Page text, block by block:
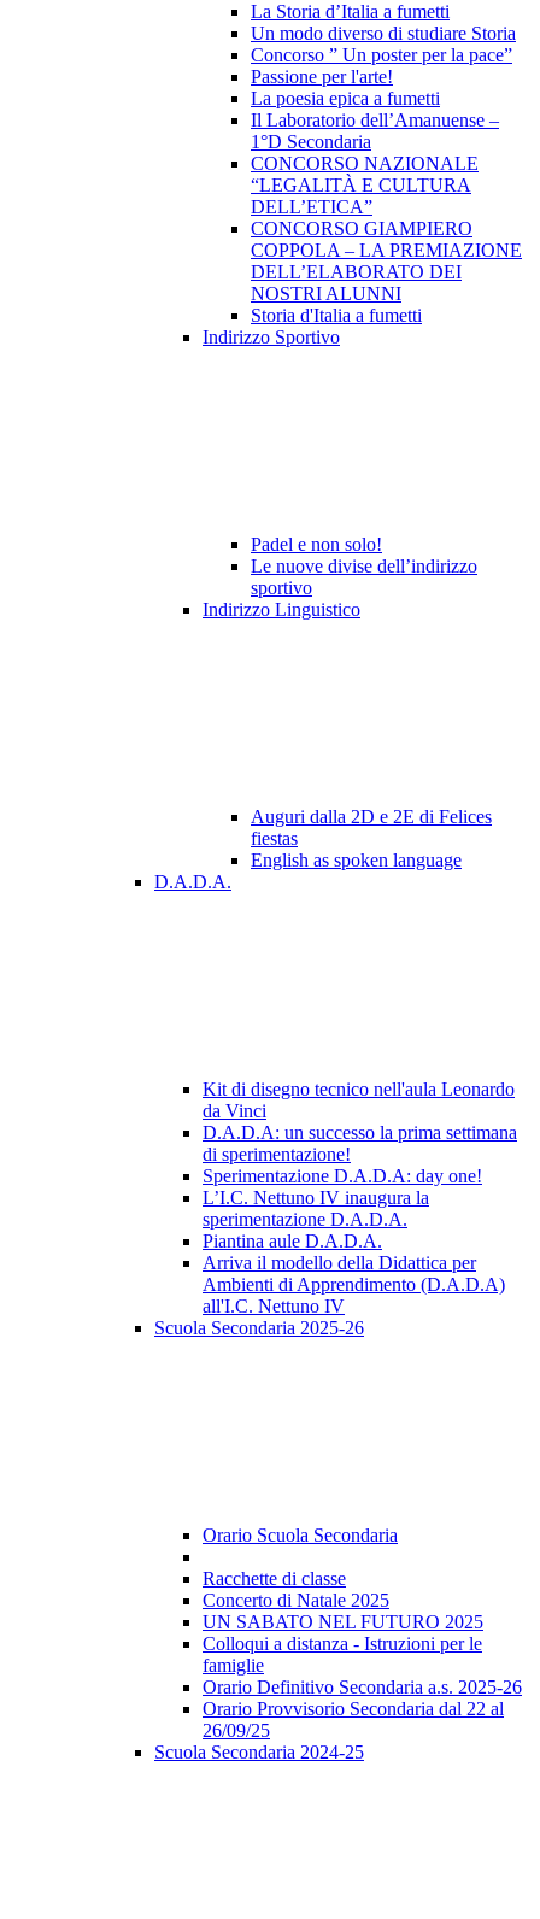
La Storia d’Italia a fumetti
Un modo diverso di studiare Storia
Concorso ” Un poster per la pace”
Passione per l'arte!
La poesia epica a fumetti
Il Laboratorio dell’Amanuense –
1°D Secondaria
CONCORSO NAZIONALE
“LEGALITÀ E CULTURA
DELL’ETICA”
CONCORSO GIAMPIERO
COPPOLA – LA PREMIAZIONE
DELL’ELABORATO DEI
NOSTRI ALUNNI
Storia d'Italia a fumetti
Indirizzo Sportivo
Padel e non solo!
Le nuove divise dell’indirizzo
sportivo
Indirizzo Linguistico
Auguri dalla 2D e 2E di Felices
fiestas
English as spoken language
D.A.D.A.
Kit di disegno tecnico nell'aula Leonardo
da Vinci
D.A.D.A: un successo la prima settimana
di sperimentazione!
Sperimentazione D.A.D.A: day one!
L’I.C. Nettuno IV inaugura la
sperimentazione D.A.D.A.
Piantina aule D.A.D.A.
Arriva il modello della Didattica per
Ambienti di Apprendimento (D.A.D.A)
all'I.C. Nettuno IV
Scuola Secondaria 2025-26
Orario Scuola Secondaria
Racchette di classe
Concerto di Natale 2025
UN SABATO NEL FUTURO 2025
Colloqui a distanza - Istruzioni per le
famiglie
Orario Definitivo Secondaria a.s. 2025-26
Orario Provvisorio Secondaria dal 22 al
26/09/25
Scuola Secondaria 2024-25